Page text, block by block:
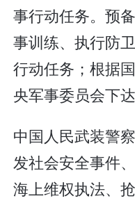
事行动任务。预
事训练、执行防
行动任务；根据
央军事委员会下
中国人民武装警
发社会安全事件
海上维权执法、